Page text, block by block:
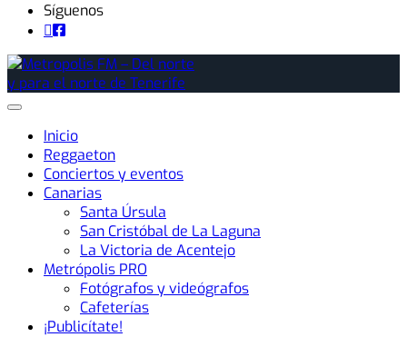
Síguenos
Inicio
Reggaeton
Conciertos y eventos
Canarias
Santa Úrsula
San Cristóbal de La Laguna
La Victoria de Acentejo
Metrópolis PRO
Fotógrafos y videógrafos
Cafeterías
¡Publicítate!